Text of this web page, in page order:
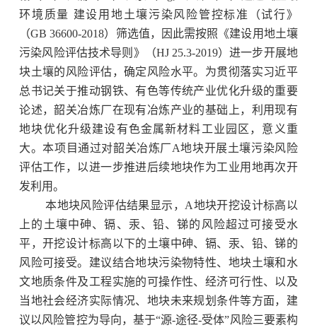
环境质量 建设用地土壤污染风险管控标准（试行》
（GB 36600-2018）筛选值，因此需按照《建设用地土壤
污染风险评估技术导则》（HJ 25.3-2019）进一步开展地
块土壤的风险评估，确定风险水平。为贯彻落实习近平
总书记关于推动钢铁、有色等传统产业优化升级的重要
论述，韶关冶炼厂在现有冶炼产业的基础上，利用现有
地块优化升级建设有色金属新材料工业园区，意义重
大。本项目通过对韶关冶炼厂A地块开展土壤污染风险
评估工作，以进一步推进后续地块作为工业用地再次开
发利用。
本地块风险评估结果显示，A地块开挖设计标高以
上的土壤中砷、镉、汞、铅、锑的风险超过可接受水
平，开挖设计标高以下的土壤中砷、镉、汞、铅、锑的
风险可接受。建议结合地块污染物特性、地块土壤和水
文地质条件及工程实施的可操作性、经济可行性、以及
当地社会经济实际情况、地块未来规划条件等方面，建
议以风险管控为导向，基于“源-途径-受体”风险三要素构